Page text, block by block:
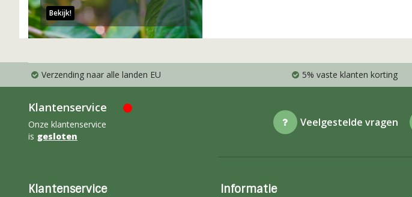
Bekijk!
Verzending naar alle landen EU 5% vaste klanten korting
Klantenservice
Onze klantenservice
is gesloten
Veelgestelde vragen
Klantenservice Informatie